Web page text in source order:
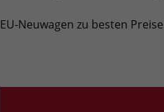
EU-Neuwagen zu besten